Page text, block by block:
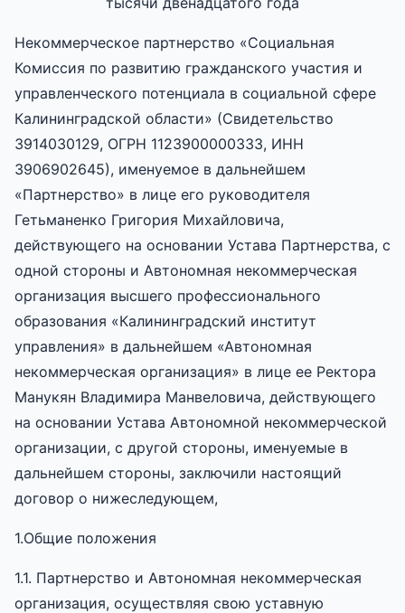
Некоммерческое партнерство «Социальная
Комиссия по развитию гражданского участия и
управленческого потенциала в социальной сфере
Калининградской области» (Свидетельство
3914030129, ОГРН 1123900000333, ИНН
3906902645), именуемое в дальнейшем
«Партнерство» в лице его руководителя
Гетьманенко Григория Михайловича,
действующего на основании Устава Партнерства, с
одной стороны и Автономная некоммерческая
организация высшего профессионального
образования «Калининградский институт
управления» в дальнейшем «Автономная
некоммерческая организация» в лице ее Ректора
Манукян Владимира Манвеловича, действующего
на основании Устава Автономной некоммерческой
организации, с другой стороны, именуемые в
дальнейшем стороны, заключили настоящий
договор о нижеследующем,
1.Общие положения
1.1. Партнерство и Автономная некоммерческая
организация, осуществляя свою уставную